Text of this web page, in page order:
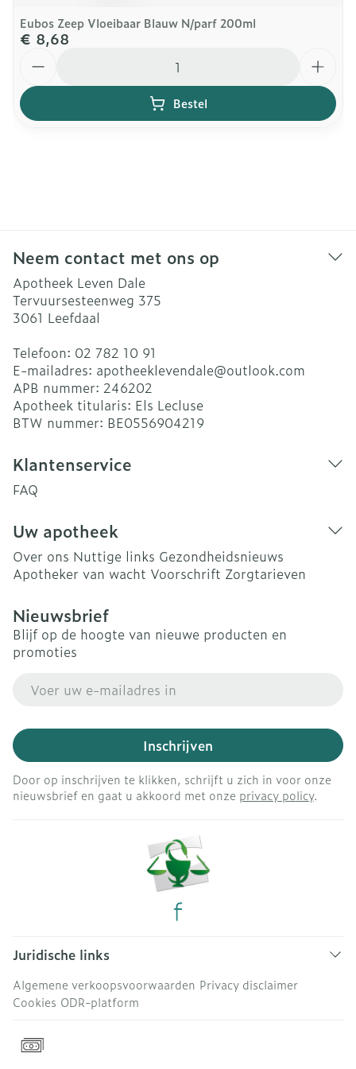
Eubos Zeep Vloeibaar Blauw N/parf 200ml
€ 8,68
Bestel
Neem contact met ons op
Apotheek Leven Dale
Tervuursesteenweg 375
3061 Leefdaal
Telefoon: 02 782 10 91
E-mailadres: apotheeklevendale@outlook.com
APB nummer: 246202
Apotheek titularis: Els Lecluse
BTW nummer: BE0556904219
Klantenservice
FAQ
Uw apotheek
Over ons Nuttige links Gezondheidsnieuws
Apotheker van wacht Voorschrift Zorgtarieven
Nieuwsbrief
Blijf op de hoogte van nieuwe producten en
promoties
Inschrijven
Door op inschrijven te klikken, schrijft u zich in voor onze
nieuwsbrief en gaat u akkoord met onze privacy policy.
Juridische links
Algemene verkoopsvoorwaarden Privacy disclaimer
Cookies ODR-platform